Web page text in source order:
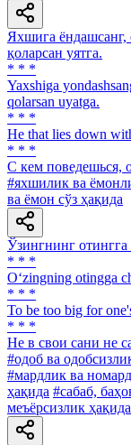
Яхшига ёндашсанг,
қоларсан уятга.
* * *
Yaxshiga
qolarsan uyatga.
* * *
He that lies down
* * *
С кем поведешься,
#яхшилик ва
ва ёмон сўз ҳақида
Ўзингнинг
* * *
O‘zingning otingga
* * *
To be too big for
* * *
He в свои сани не
#одоб ва
#мардлик ва
ҳақида #сабаб,
меъёрсизлик ҳақида